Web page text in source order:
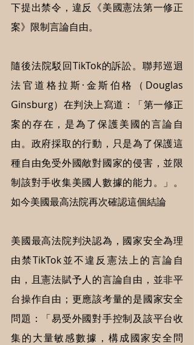
下提出禁令，違反《美國憲法第一修正
案》限制言論自由。
隨後法院駁回TikTok的訴訟。聯邦巡迴
法官道格拉斯·金斯伯格（Douglas
Ginsburg）在判決上寫道：「第一修正
案的存在，是為了保護美國的言論自
由。政府採取的行動，只是為了保護這
種自由免受外國敵對國家的侵害，並限
制該對手收集美國人數據的能力。」。
如今美國最高法院再次確認這個結論
美國最高法院判決認為，國家安全為理
由禁TikTok並不違反憲法上的言論自
由，且憲法賦予人的言論自由，並非平
台操作自由；更應該考量的是國家安全
問題：「易受外國對手控制及該平台收
集的大量敏感數據，構成國家安全問